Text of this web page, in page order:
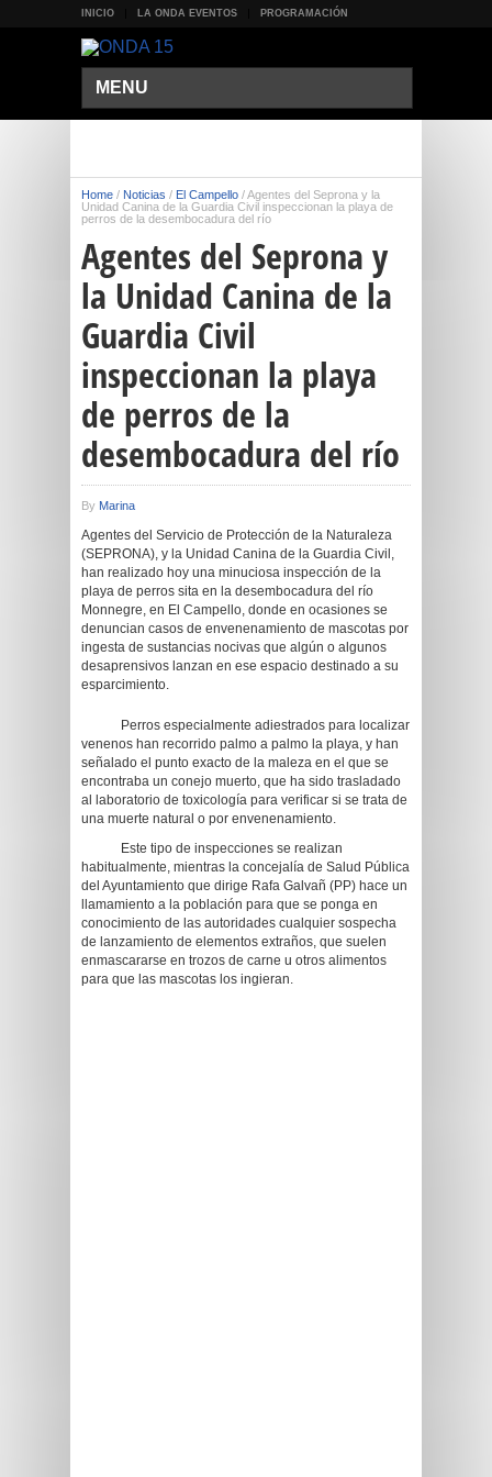
INICIO LA ONDA EVENTOS PROGRAMACIÓN
MENU
Home / Noticias / El Campello /Agentes del Seprona y la
Unidad Canina de la Guardia Civil inspeccionan la playa de
perros de la desembocadura del río
Agentes del Seprona y
la Unidad Canina de la
Guardia Civil
inspeccionan la playa
de perros de la
desembocadura del río
By Marina
Agentes del Servicio de Protección de la Naturaleza
(SEPRONA), y la Unidad Canina de la Guardia Civil,
han realizado hoy una minuciosa inspección de la
playa de perros sita en la desembocadura del río
Monnegre, en El Campello, donde en ocasiones se
denuncian casos de envenenamiento de mascotas por
ingesta de sustancias nocivas que algún o algunos
desaprensivos lanzan en ese espacio destinado a su
esparcimiento.
Perros especialmente adiestrados para localizar
venenos han recorrido palmo a palmo la playa, y han
señalado el punto exacto de la maleza en el que se
encontraba un conejo muerto, que ha sido trasladado
al laboratorio de toxicología para verificar si se trata de
una muerte natural o por envenenamiento.
Este tipo de inspecciones se realizan
habitualmente, mientras la concejalía de Salud Pública
del Ayuntamiento que dirige Rafa Galvañ (PP) hace un
llamamiento a la población para que se ponga en
conocimiento de las autoridades cualquier sospecha
de lanzamiento de elementos extraños, que suelen
enmascararse en trozos de carne u otros alimentos
para que las mascotas los ingieran.